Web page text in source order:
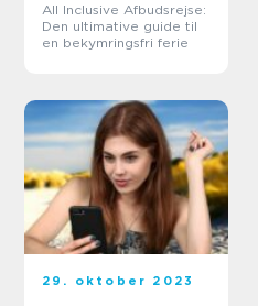
All Inclusive Afbudsrejse:
Den ultimative guide til
en bekymringsfri ferie
29. oktober 2023